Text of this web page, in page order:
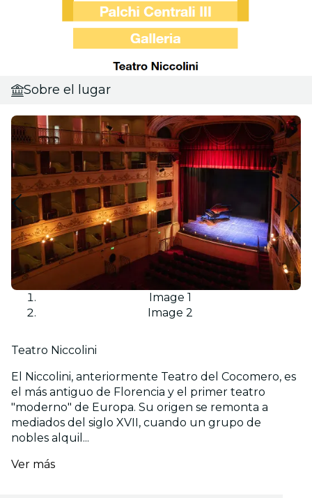
Sobre el lugar
Image 1
Image 2
Teatro Niccolini
El Niccolini, anteriormente Teatro del Cocomero, es
el más antiguo de Florencia y el primer teatro
"moderno" de Europa. Su origen se remonta a
mediados del siglo XVII, cuando un grupo de
nobles alquil...
Ver más